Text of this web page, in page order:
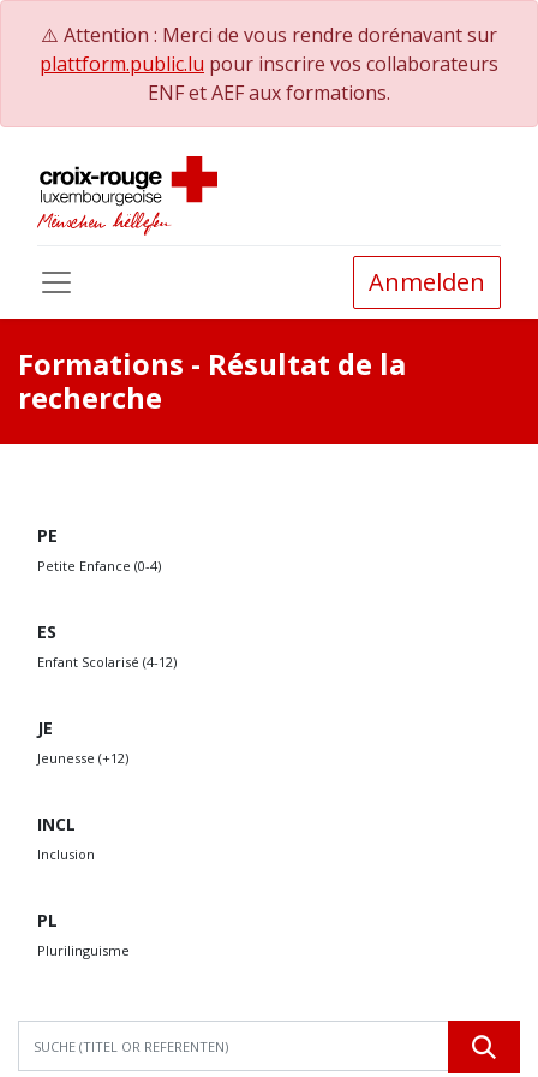
⚠️ Attention : Merci de vous rendre dorénavant sur
plattform.public.lu pour inscrire vos collaborateurs
ENF et AEF aux formations.
Anmelden
Formations - Résultat de la
recherche
PE
Petite Enfance (0-4)
ES
Enfant Scolarisé (4-12)
JE
Jeunesse (+12)
INCL
Inclusion
PL
Plurilinguisme